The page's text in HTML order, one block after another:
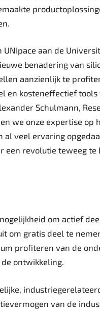
aan de
benadering van
aanzienlijk te
en kosteneffectief
Schulmann,
we onze expertise
al veel ervaring
een revolutie teweeg
om actief
om gratis deel te
profiteren van de
de ontwikkeling.
van de